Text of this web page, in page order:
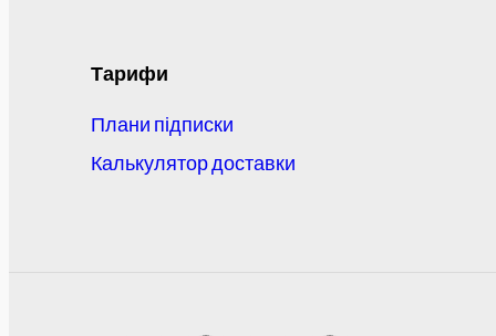
Тарифи
Плани підписки
Калькулятор доставки